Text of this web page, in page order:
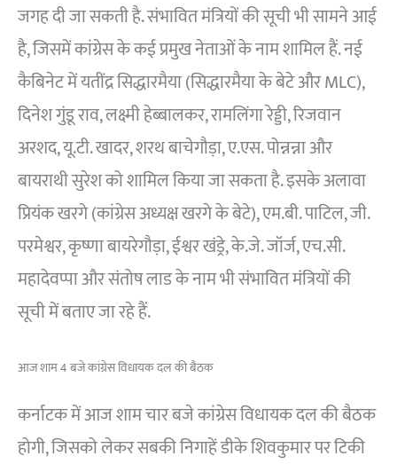
जगह दी जा सकती है. संभावित मंत्रियों की सूची भी सामने आई
है, जिसमें कांग्रेस के कई प्रमुख नेताओं के नाम शामिल हैं. नई
कैबिनेट में यतींद्र सिद्धारमैया (सिद्धारमैया के बेटे और MLC),
दिनेश गुंडू राव, लक्ष्मी हेब्बालकर, रामलिंगा रेड्डी, रिजवान
अरशद, यू.टी. खादर, शरथ बाचेगौड़ा, ए.एस. पोन्नन्ना और
बायराथी सुरेश को शामिल किया जा सकता है. इसके अलावा
प्रियंक खरगे (कांग्रेस अध्यक्ष खरगे के बेटे), एम.बी. पाटिल, जी.
परमेश्वर, कृष्णा बायरेगौड़ा, ईश्वर खंड्रे, के.जे. जॉर्ज, एच.सी.
महादेवप्पा और संतोष लाड के नाम भी संभावित मंत्रियों की
सूची में बताए जा रहे हैं.
आज शाम 4 बजे कांग्रेस विधायक दल की बैठक
कर्नाटक में आज शाम चार बजे कांग्रेस विधायक दल की बैठक
होगी, जिसको लेकर सबकी निगाहें डीके शिवकुमार पर टिकी